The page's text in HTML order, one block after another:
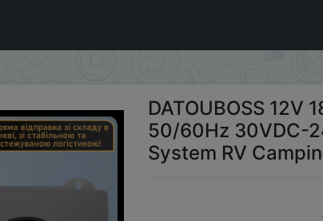
MPPT Solar Hybrid Inverter 50/60Hz 30VDC-
DATOUBOSS 12V
50/60Hz 30VDC-
System RV